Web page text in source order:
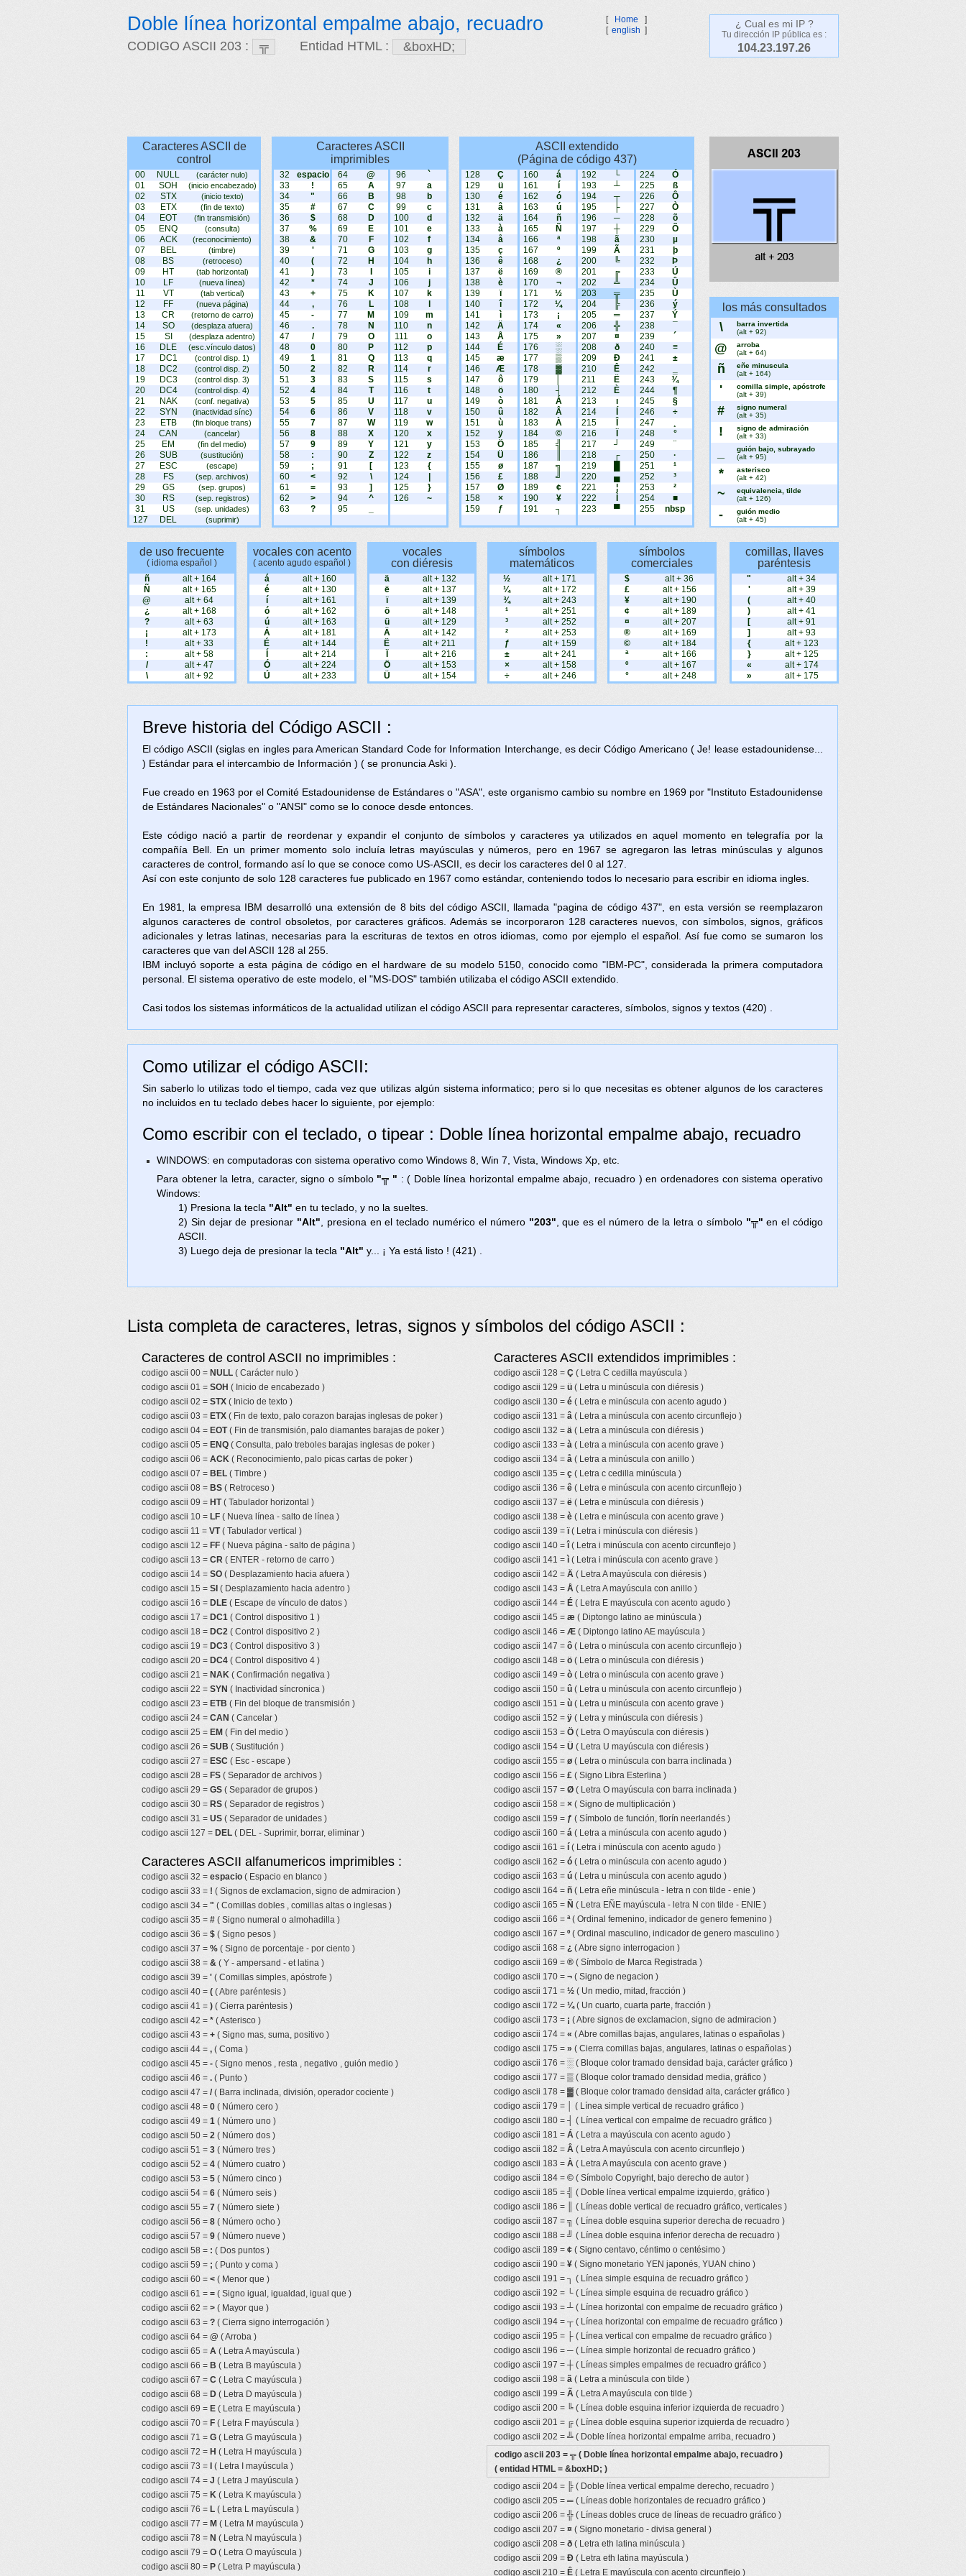
Doble línea horizontal empalme abajo, recuadro
CODIGO ASCII 203 : Entidad HTML :
[ Home
]
[ english ]
¿ Cual es mi IP ?
Tu dirección IP pública es :
104.23.197.26
Caracteres ASCII de
control
00 NULL (carácter nulo)
01 SOH (inicio encabezado)
02 STX (inicio texto)
03 ETX (fin de texto)
04 EOT (fin transmisión)
05 ENQ (consulta)
06 ACK (reconocimiento)
07 BEL (timbre)
08 BS (retroceso)
09 HT (tab horizontal)
10 LF (nueva línea)
11 VT (tab vertical)
12 FF (nueva página)
13 CR (retorno de carro)
14 SO (desplaza afuera)
15 SI (desplaza adentro)
16 DLE (esc.vínculo datos)
17 DC1 (control disp. 1)
18 DC2 (control disp. 2)
19 DC3 (control disp. 3)
20 DC4 (control disp. 4)
21 NAK (conf. negativa)
22 SYN (inactividad sínc)
23 ETB (fin bloque trans)
24 CAN (cancelar)
25 EM (fin del medio)
26 SUB (sustitución)
27 ESC (escape)
28 FS (sep. archivos)
29 GS (sep. grupos)
30 RS (sep. registros)
31 US (sep. unidades)
127 DEL (suprimir)
Caracteres ASCII
imprimibles
32
espacio
33
!
34
"
35
#
36
$
37
%
38
&
39
'
40
(
41
)
42
*
43
+
44
,
45
-
46
.
47
/
48
0
49
1
50
2
51
3
52
4
53
5
54
6
55
7
56
8
57
9
58
:
59
;
60
<
61
=
62
>
63
?
64
@
65
A
66
B
67
C
68
D
69
E
70
F
71
G
72
H
73
74
J
75
K
76
L
77
M
78
N
79
O
80
P
81
Q
82
R
83
S
84
T
85
U
86
V
87
W
88
X
89
Y
90
Z
91
[
92
\
93
]
94
^
95
96
`
97
a
98
b
99
c
100
d
101
e
102
f
103
g
104
h
105
i
106
j
107
k
108
109
m
110
n
111
o
112
p
113
q
114
r
115
s
116
t
117
u
118
v
119
w
120
x
121
y
122
z
123
{
124
125
}
126
~
ASCII extendido
(Página de código 437)
128
Ç
129
ü
130
é
131
â
132
ä
133
à
134
å
135
ç
136
ê
137
ë
138
è
139
ï
140
î
141
ì
142
Ä
143
Å
144
É
145
æ
146
Æ
147
ô
148
ö
149
ò
150
û
151
ù
152
ÿ
153
Ö
154
Ü
155
ø
156
£
157
Ø
158
×
159
ƒ
160
á
161
í
162
ó
163
ú
164
ñ
165
Ñ
166
ª
167
º
168
¿
169
®
170
¬
171
½
172
¼
173
¡
174
«
175
»
176
░
177
▒
178
▓
179
180
┤
181
Á
182
Â
183
À
184
©
185
╣
186
187
╗
188
╝
189
¢
190
¥
191
┐
192
└
193
┴
194
┬
195
├
196
─
197
┼
198
ã
199
Ã
200
╚
201
╔
202
╩
203
╦
204
╠
205
═
206
╬
207
¤
208
ð
209
Ð
210
Ê
211
Ë
212
È
213
ı
214
215
216
217
┘
218
┌
219
220
▄
221
¦
222
223
▀
224
Ó
225
ß
226
Ô
227
Ò
228
õ
229
Õ
230
µ
231
þ
232
Þ
233
Ú
234
Û
235
Ù
236
ý
237
Ý
238
239
´
240
≡
241
±
242
243
¾
244
¶
245
§
246
÷
247
248
°
249
¨
250
·
251
¹
252
³
253
²
254
■
255
nbsp
los más consultados
\
barra invertida
(alt + 92)
@
arroba
(alt + 64)
ñ
eñe minuscula
(alt + 164)
'
comilla simple, apóstrofe
(alt + 39)
#
signo numeral
(alt + 35)
!
signo de admiración
(alt + 33)
guión bajo, subrayado
(alt + 95)
*
asterisco
(alt + 42)
~
equivalencia, tilde
(alt + 126)
-
guión medio
(alt + 45)
de uso frecuente
( idioma español )
ñ
alt + 164
Ñ
alt + 165
@
alt + 64
¿
alt + 168
?
alt + 63
¡
alt + 173
!
alt + 33
:
alt + 58
/
alt + 47
\
alt + 92
vocales con acento
( acento agudo español )
á
alt + 160
é
alt + 130
í
alt + 161
ó
alt + 162
ú
alt + 163
Á
alt + 181
É
alt + 144
alt + 214
Ó
alt + 224
Ú
alt + 233
vocales
con diéresis
ä
alt + 132
ë
alt + 137
ï
alt + 139
ö
alt + 148
ü
alt + 129
Ä
alt + 142
Ë
alt + 211
alt + 216
Ö
alt + 153
Ü
alt + 154
símbolos
matemáticos
½
alt + 171
¼
alt + 172
¾
alt + 243
¹
alt + 251
³
alt + 252
²
alt + 253
ƒ
alt + 159
±
alt + 241
×
alt + 158
÷
alt + 246
símbolos
comerciales
$
alt + 36
£
alt + 156
¥
alt + 190
¢
alt + 189
¤
alt + 207
®
alt + 169
©
alt + 184
ª
alt + 166
º
alt + 167
°
alt + 248
comillas, llaves
paréntesis
"
alt + 34
'
alt + 39
(
alt + 40
)
alt + 41
[
alt + 91
]
alt + 93
{
alt + 123
}
alt + 125
«
alt + 174
»
alt + 175
Breve historia del Código ASCII :
El código ASCII (siglas en ingles para American Standard Code for Information Interchange, es decir Código Americano ( Je! lease estadounidense...
) Estándar para el intercambio de Información ) ( se pronuncia Aski ).
Fue creado en 1963 por el Comité Estadounidense de Estándares o "ASA", este organismo cambio su nombre en 1969 por "Instituto Estadounidense
de Estándares Nacionales" o "ANSI" como se lo conoce desde entonces.
Este código nació a partir de reordenar y expandir el conjunto de símbolos y caracteres ya utilizados en aquel momento en telegrafía por la
compañía Bell. En un primer momento solo incluía letras mayúsculas y números, pero en 1967 se agregaron las letras minúsculas y algunos
caracteres de control, formando así lo que se conoce como US-ASCII, es decir los caracteres del 0 al 127.
Así con este conjunto de solo 128 caracteres fue publicado en 1967 como estándar, conteniendo todos lo necesario para escribir en idioma ingles.
En 1981, la empresa IBM desarrolló una extensión de 8 bits del código ASCII, llamada "pagina de código 437", en esta versión se reemplazaron
algunos caracteres de control obsoletos, por caracteres gráficos. Además se incorporaron 128 caracteres nuevos, con símbolos, signos, gráficos
adicionales y letras latinas, necesarias para la escrituras de textos en otros idiomas, como por ejemplo el español. Así fue como se sumaron los
caracteres que van del ASCII 128 al 255.
IBM incluyó soporte a esta página de código en el hardware de su modelo 5150, conocido como "IBM-PC", considerada la primera computadora
personal. El sistema operativo de este modelo, el "MS-DOS" también utilizaba el código ASCII extendido.
Casi todos los sistemas informáticos de la actualidad utilizan el código ASCII para representar caracteres, símbolos, signos y textos (420) .
Como utilizar el código ASCII:
Sin saberlo lo utilizas todo el tiempo, cada vez que utilizas algún sistema informatico; pero si lo que necesitas es obtener algunos de los caracteres
no incluidos en tu teclado debes hacer lo siguiente, por ejemplo:
Como escribir con el teclado, o tipear : Doble línea horizontal empalme abajo, recuadro
WINDOWS: en computadoras con sistema operativo como Windows 8, Win 7, Vista, Windows Xp, etc.
Para obtener la letra, caracter, signo o símbolo "╦ " : ( Doble línea horizontal empalme abajo, recuadro ) en ordenadores con sistema operativo
Windows:
1) Presiona la tecla "Alt" en tu teclado, y no la sueltes.
2) Sin dejar de presionar "Alt" , presiona en el teclado numérico el número "203" , que es el número de la letra o símbolo "╦" en el código
ASCII.
3) Luego deja de presionar la tecla "Alt" y... ¡ Ya está listo ! (421) .
Lista completa de caracteres, letras, signos y símbolos del código ASCII :
Caracteres de control ASCII no imprimibles :
codigo ascii 00 = NULL ( Carácter nulo )
codigo ascii 01 = SOH ( Inicio de encabezado )
codigo ascii 02 = STX ( Inicio de texto )
codigo ascii 03 = ETX ( Fin de texto, palo corazon barajas inglesas de poker )
codigo ascii 04 = EOT( Fin de transmisión, palo diamantes barajas de poker )
codigo ascii 05 = ENQ ( Consulta, palo treboles barajas inglesas de poker )
codigo ascii 06 = ACK ( Reconocimiento, palo picas cartas de poker )
codigo ascii 07 = BEL ( Timbre )
codigo ascii 08 = BS ( Retroceso )
codigo ascii 09 = HT( Tabulador horizontal )
codigo ascii 10 = LF ( Nueva línea - salto de línea )
codigo ascii 11 = VT( Tabulador vertical )
codigo ascii 12 = FF ( Nueva página - salto de página )
codigo ascii 13 = CR ( ENTER - retorno de carro )
codigo ascii 14 = SO ( Desplazamiento hacia afuera )
codigo ascii 15 = SI ( Desplazamiento hacia adentro )
codigo ascii 16 = DLE ( Escape de vínculo de datos )
codigo ascii 17 = DC1 ( Control dispositivo 1 )
codigo ascii 18 = DC2 ( Control dispositivo 2 )
codigo ascii 19 = DC3 ( Control dispositivo 3 )
codigo ascii 20 = DC4 ( Control dispositivo 4 )
codigo ascii 21 = NAK ( Confirmación negativa )
codigo ascii 22 = SYN ( Inactividad síncronica )
codigo ascii 23 = ETB ( Fin del bloque de transmisión )
codigo ascii 24 = CAN ( Cancelar )
codigo ascii 25 = EM ( Fin del medio )
codigo ascii 26 = SUB ( Sustitución )
codigo ascii 27 = ESC ( Esc - escape )
codigo ascii 28 = FS ( Separador de archivos )
codigo ascii 29 = GS ( Separador de grupos )
codigo ascii 30 = RS ( Separador de registros )
codigo ascii 31 = US ( Separador de unidades )
codigo ascii 127 = DEL ( DEL - Suprimir, borrar, eliminar )
Caracteres ASCII alfanumericos imprimibles :
codigo ascii 32 = espacio ( Espacio en blanco )
codigo ascii 33 = ! ( Signos de exclamacion, signo de admiracion )
codigo ascii 34 = " ( Comillas dobles , comillas altas o inglesas )
codigo ascii 35 = # ( Signo numeral o almohadilla )
codigo ascii 36 = $ ( Signo pesos )
codigo ascii 37 = % ( Signo de porcentaje - por ciento )
codigo ascii 38 = & ( Y - ampersand - et latina )
codigo ascii 39 = ' ( Comillas simples, apóstrofe )
codigo ascii 40 = ( ( Abre paréntesis )
codigo ascii 41 = ) ( Cierra paréntesis )
codigo ascii 42 = * ( Asterisco )
codigo ascii 43 = + ( Signo mas, suma, positivo )
codigo ascii 44 = , ( Coma )
codigo ascii 45 = - ( Signo menos , resta , negativo , guión medio )
codigo ascii 46 = . ( Punto )
codigo ascii 47 = /( Barra inclinada, división, operador cociente )
codigo ascii 48 = 0 ( Número cero )
codigo ascii 49 = 1 ( Número uno )
codigo ascii 50 = 2 ( Número dos )
codigo ascii 51 = 3 ( Número tres )
codigo ascii 52 = 4 ( Número cuatro )
codigo ascii 53 = 5 ( Número cinco )
codigo ascii 54 = 6 ( Número seis )
codigo ascii 55 = 7 ( Número siete )
codigo ascii 56 = 8 ( Número ocho )
codigo ascii 57 = 9 ( Número nueve )
codigo ascii 58 = : ( Dos puntos )
codigo ascii 59 = ; ( Punto y coma )
codigo ascii 60 = < ( Menor que )
codigo ascii 61 = = ( Signo igual, igualdad, igual que )
codigo ascii 62 = > ( Mayor que )
codigo ascii 63 = ? ( Cierra signo interrogación )
codigo ascii 64 = @ ( Arroba )
codigo ascii 65 = A ( Letra A mayúscula )
codigo ascii 66 = B ( Letra B mayúscula )
codigo ascii 67 = C ( Letra C mayúscula )
codigo ascii 68 = D ( Letra D mayúscula )
codigo ascii 69 = E ( Letra E mayúscula )
codigo ascii 70 = F ( Letra F mayúscula )
codigo ascii 71 = G ( Letra G mayúscula )
codigo ascii 72 = H ( Letra H mayúscula )
codigo ascii 73 =
( Letra I mayúscula )
codigo ascii 74 = J ( Letra J mayúscula )
codigo ascii 75 = K ( Letra K mayúscula )
codigo ascii 76 = L ( Letra L mayúscula )
codigo ascii 77 = M ( Letra M mayúscula )
codigo ascii 78 = N ( Letra N mayúscula )
codigo ascii 79 = O ( Letra O mayúscula )
codigo ascii 80 = P ( Letra P mayúscula )
Caracteres ASCII extendidos imprimibles :
codigo ascii 128 = Ç ( Letra C cedilla mayúscula )
codigo ascii 129 = ü ( Letra u minúscula con diéresis )
codigo ascii 130 = é ( Letra e minúscula con acento agudo )
codigo ascii 131 = â ( Letra a minúscula con acento circunflejo )
codigo ascii 132 = ä ( Letra a minúscula con diéresis )
codigo ascii 133 = à ( Letra a minúscula con acento grave )
codigo ascii 134 = å ( Letra a minúscula con anillo )
codigo ascii 135 = ç ( Letra c cedilla minúscula )
codigo ascii 136 = ê ( Letra e minúscula con acento circunflejo )
codigo ascii 137 = ë ( Letra e minúscula con diéresis )
codigo ascii 138 = è ( Letra e minúscula con acento grave )
codigo ascii 139 =ï( Letra i minúscula con diéresis )
codigo ascii 140 =î( Letra i minúscula con acento circunflejo )
codigo ascii 141 = ì ( Letra i minúscula con acento grave )
codigo ascii 142 = Ä ( Letra A mayúscula con diéresis )
codigo ascii 143 = Å ( Letra A mayúscula con anillo )
codigo ascii 144 = É ( Letra E mayúscula con acento agudo )
codigo ascii 145 = æ ( Diptongo latino ae minúscula )
codigo ascii 146 = Æ ( Diptongo latino AE mayúscula )
codigo ascii 147 = ô ( Letra o minúscula con acento circunflejo )
codigo ascii 148 = ö ( Letra o minúscula con diéresis )
codigo ascii 149 = ò ( Letra o minúscula con acento grave )
codigo ascii 150 = û ( Letra u minúscula con acento circunflejo )
codigo ascii 151 = ù ( Letra u minúscula con acento grave )
codigo ascii 152 = ÿ ( Letra y minúscula con diéresis )
codigo ascii 153 = Ö ( Letra O mayúscula con diéresis )
codigo ascii 154 = Ü ( Letra U mayúscula con diéresis )
codigo ascii 155 = ø ( Letra o minúscula con barra inclinada )
codigo ascii 156 = £ ( Signo Libra Esterlina )
codigo ascii 157 = Ø ( Letra O mayúscula con barra inclinada )
codigo ascii 158 = × ( Signo de multiplicación )
codigo ascii 159 = ƒ ( Símbolo de función, florín neerlandés )
codigo ascii 160 = á ( Letra a minúscula con acento agudo )
codigo ascii 161 = í ( Letra i minúscula con acento agudo )
codigo ascii 162 = ó ( Letra o minúscula con acento agudo )
codigo ascii 163 = ú ( Letra u minúscula con acento agudo )
codigo ascii 164 = ñ ( Letra eñe minúscula - letra n con tilde - enie )
codigo ascii 165 = Ñ ( Letra EÑE mayúscula - letra N con tilde - ENIE )
codigo ascii 166 = ª( Ordinal femenino, indicador de genero femenino )
codigo ascii 167 = º( Ordinal masculino, indicador de genero masculino )
codigo ascii 168 = ¿ ( Abre signo interrogacion )
codigo ascii 169 = ® ( Símbolo de Marca Registrada )
codigo ascii 170 = ¬ ( Signo de negacion )
codigo ascii 171 = ½ ( Un medio, mitad, fracción )
codigo ascii 172 = ¼( Un cuarto, cuarta parte, fracción )
codigo ascii 173 = ¡ ( Abre signos de exclamacion, signo de admiracion )
codigo ascii 174 = « ( Abre comillas bajas, angulares, latinas o españolas )
codigo ascii 175 = » ( Cierra comillas bajas, angulares, latinas o españolas )
codigo ascii 176 = ░ ( Bloque color tramado densidad baja, carácter gráfico )
codigo ascii 177 = ▒ ( Bloque color tramado densidad media, gráfico )
codigo ascii 178 = ▓ ( Bloque color tramado densidad alta, carácter gráfico )
codigo ascii 179 =
( Línea simple vertical de recuadro gráfico )
codigo ascii 180 = ┤ ( Línea vertical con empalme de recuadro gráfico )
codigo ascii 181 = Á ( Letra a mayúscula con acento agudo )
codigo ascii 182 = Â ( Letra A mayúscula con acento circunflejo )
codigo ascii 183 = À ( Letra A mayúscula con acento grave )
codigo ascii 184 = © ( Símbolo Copyright, bajo derecho de autor )
codigo ascii 185 = ╣ ( Doble línea vertical empalme izquierdo, gráfico )
codigo ascii 186 =
( Líneas doble vertical de recuadro gráfico, verticales )
codigo ascii 187 = ╗ ( Línea doble esquina superior derecha de recuadro )
codigo ascii 188 = ╝ ( Línea doble esquina inferior derecha de recuadro )
codigo ascii 189 = ¢ ( Signo centavo, céntimo o centésimo )
codigo ascii 190 = ¥ ( Signo monetario YEN japonés, YUAN chino )
codigo ascii 191 = ┐ ( Línea simple esquina de recuadro gráfico )
codigo ascii 192 = └ ( Línea simple esquina de recuadro gráfico )
codigo ascii 193 = ┴ ( Línea horizontal con empalme de recuadro gráfico )
codigo ascii 194 = ┬ ( Línea horizontal con empalme de recuadro gráfico )
codigo ascii 195 = ├ ( Línea vertical con empalme de recuadro gráfico )
codigo ascii 196 = ─ ( Línea simple horizontal de recuadro gráfico )
codigo ascii 197 = ┼ ( Líneas simples empalmes de recuadro gráfico )
codigo ascii 198 = ã ( Letra a minúscula con tilde )
codigo ascii 199 = Ã ( Letra A mayúscula con tilde )
codigo ascii 200 = ╚ ( Línea doble esquina inferior izquierda de recuadro )
codigo ascii 201 = ╔ ( Línea doble esquina superior izquierda de recuadro )
codigo ascii 202 = ╩ ( Doble línea horizontal empalme arriba, recuadro )
codigo ascii 203 = ╦ ( Doble línea horizontal empalme abajo, recuadro )
( entidad HTML = &boxHD; )
codigo ascii 204 = ╠ ( Doble línea vertical empalme derecho, recuadro )
codigo ascii 205 = ═ ( Líneas doble horizontales de recuadro gráfico )
codigo ascii 206 = ╬ ( Líneas dobles cruce de líneas de recuadro gráfico )
codigo ascii 207 = ¤ ( Signo monetario - divisa general )
codigo ascii 208 = ð ( Letra eth latina minúscula )
codigo ascii 209 = Ð ( Letra eth latina mayúscula )
codigo ascii 210 = Ê ( Letra E mayúscula con acento circunflejo )